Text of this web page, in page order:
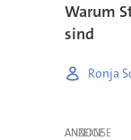
Warum
sind
Ronja
ANZEIGE